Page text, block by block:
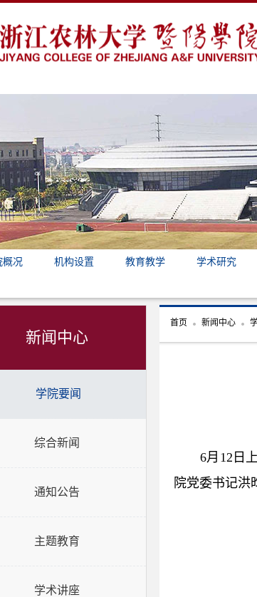
概况 机构设置 教育教学 学术研究
新闻中心
学院要闻
综合新闻
通知公告
主题教育
学术讲座
首页 新闻中心
6月12日
院党委书记洪